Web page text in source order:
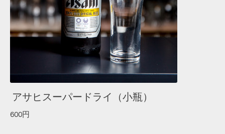
アサヒスーパードライ（小瓶）
600円